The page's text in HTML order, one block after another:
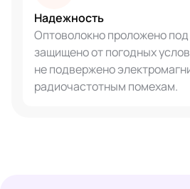
Надежность
Оптоволокно проложено
защищено от погодных
не подвержено
радиочастотным помехам.